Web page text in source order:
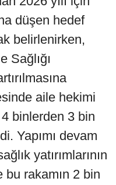
düşen hedef
belirlenirken,
Sağlığı
aile hekimi
4 binlerden 3 bin
Yapımı devam
yatırımlarının
bu rakamın 2 bin